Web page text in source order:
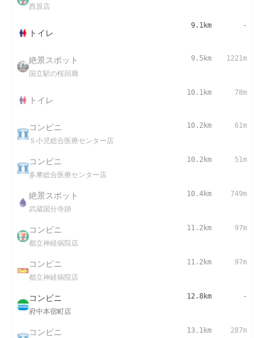
西原店
トイレ
9.1km -
絶景スポット
国立駅の桜回廊
9.5km 1221m
トイレ
10.1km 78m
コンビニ
Ｓ小児総合医療センター店
10.2km 61m
コンビニ
多摩総合医療センター店
10.2km 51m
絶景スポット
武蔵国分寺跡
10.4km 749m
コンビニ
都立神経病院店
11.2km 97m
コンビニ
都立神経病院店
11.2km 97m
コンビニ
府中本宿町店
12.8km -
コンビニ 13.1km 287m